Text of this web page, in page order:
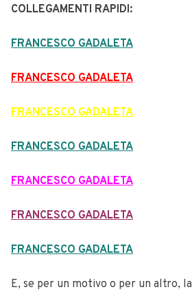
COLLEGAMENTI RAPIDI:
FRANCESCO GADALETA
FRANCESCO GADALETA
FRANCESCO GADALETA
FRANCESCO GADALETA
FRANCESCO GADALETA
FRANCESCO GADALETA
FRANCESCO GADALETA
E, se per un motivo o per un altro,